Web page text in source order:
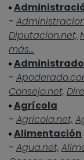
-
Diputacion.net,
más...
-
Consejo.net,
Agrícola
- Agricola.net,
Alimentación
- Agua.net,